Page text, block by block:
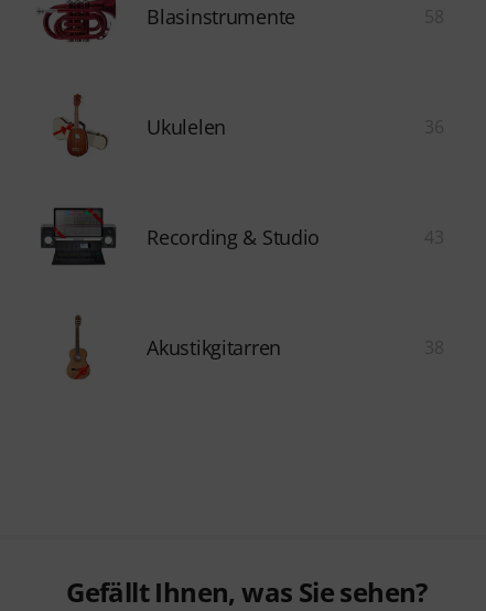
Blasinstrumente
Ukulelen
Recording & Studio
Akustikgitarren
Gefällt Ihnen, was Sie sehen?